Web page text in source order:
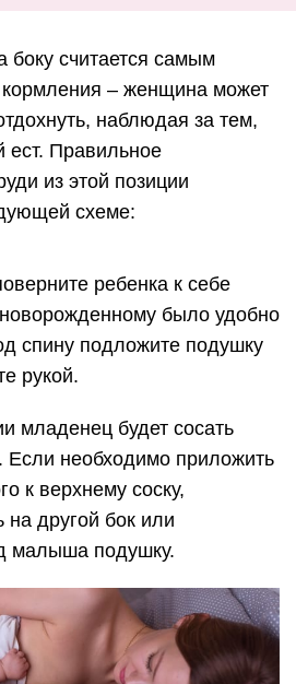
считается самым
– женщина может
наблюдая за тем,
ест. Правильное
из этой позиции
схеме:
ребенка к себе
было удобно
спину подложите подушку
рукой.
младенец будет сосать
Если необходимо приложить
к верхнему соску,
на другой бок или
малыша подушку.